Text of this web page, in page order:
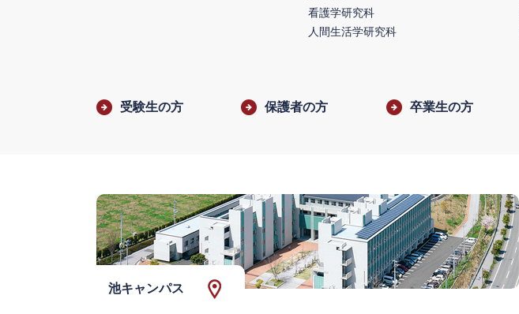
看護学研究科
人間生活学研究科
受験生の方 保護者の方 卒業生の方
池キャンパス